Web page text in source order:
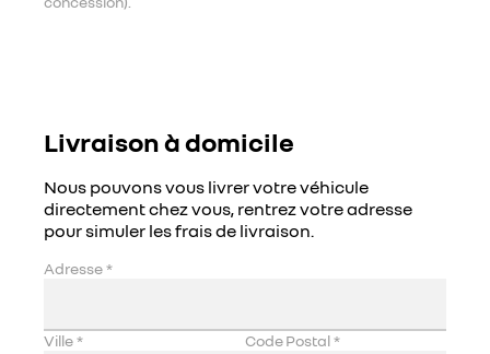
Livraison à domicile
Nous pouvons vous livrer votre véhicule
directement chez vous, rentrez votre adresse
pour simuler les frais de livraison.
Adresse*
Ville* Code Postal*